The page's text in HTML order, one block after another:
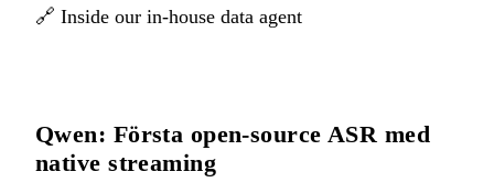
🔗 Inside our in-house data agent
Qwen: Första open-source ASR med
native streaming